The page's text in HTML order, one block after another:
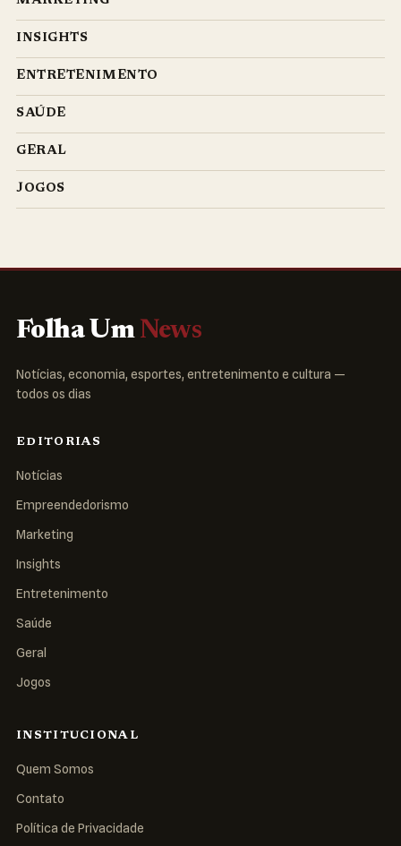
INSIGHTS
ENTRETENIMENTO
SAÚDE
GERAL
JOGOS
Folha Um News
Notícias, economia, esportes, entretenimento e cultura —
todos os dias
EDITORIAS
Notícias
Empreendedorismo
Marketing
Insights
Entretenimento
Saúde
Geral
Jogos
INSTITUCIONAL
Quem Somos
Contato
Política de Privacidade